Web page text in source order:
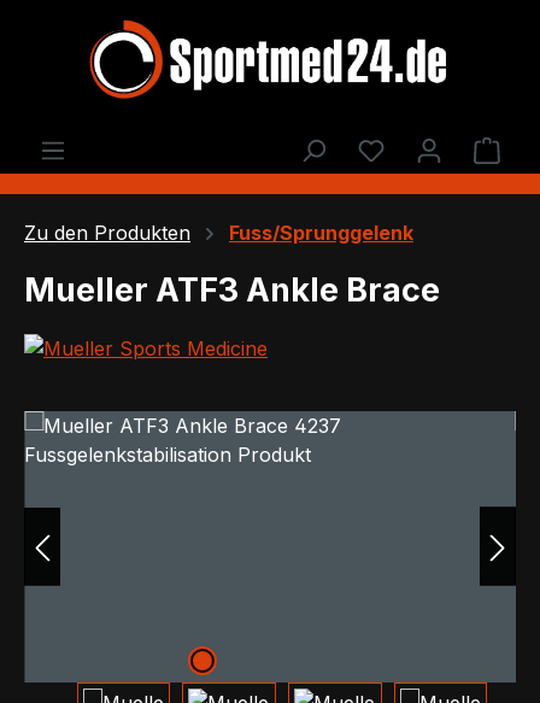
Zum Hauptinhalt springen
Du hast 0
Zu den Produkten Fuss/Sprunggelenk
Mueller ATF3 Ankle Brace
Bildergalerie überspringen